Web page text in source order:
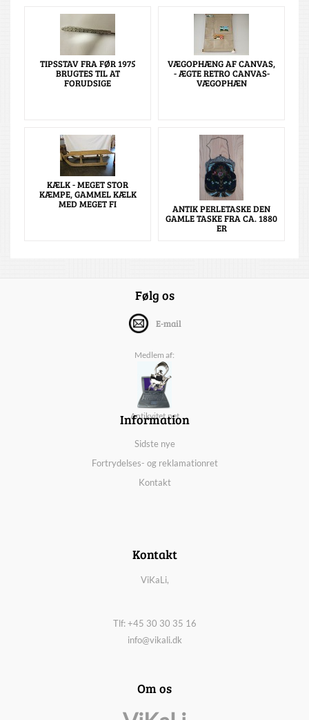
TIPSSTAV FRA FØR 1975
BRUGTES TIL AT
FORUDSIGE
VÆGOPHÆNG AF CANVAS,
- ÆGTE RETRO CANVAS-
VÆGOPHÆN
KÆLK - MEGET STOR
KÆMPE, GAMMEL KÆLK
MED MEGET FI ANTIK PERLETASKE DEN
GAMLE TASKE FRA CA. 1880
ER
Følg os
E-mail
Medlem af:
Antikvitet.net
Information
Sidste nye
Fortrydelses- og reklamationret
Kontakt
Kontakt
ViKaLi,
Tlf: +45 30 30 35 16
info@vikali.dk
Om os